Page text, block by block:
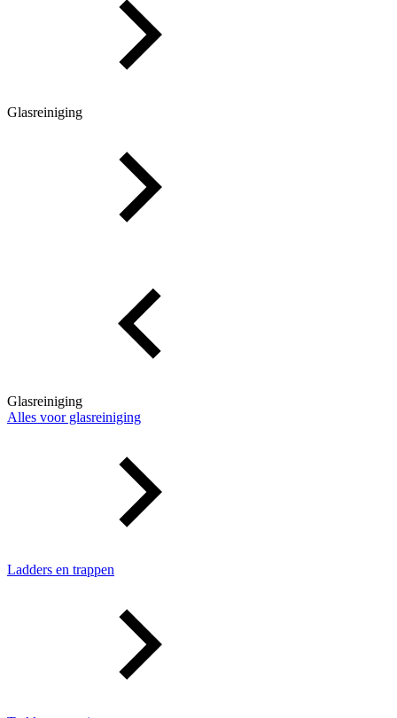
Glasreiniging
Glasreiniging
Alles voor glasreiniging
Ladders en trappen